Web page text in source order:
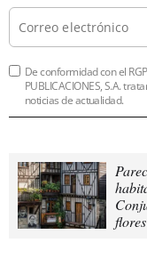
De conformidad con el
PUBLICACIONES, S.A.
noticias de actualidad.
flores